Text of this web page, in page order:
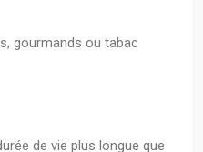
gourmands ou tabac
de vie plus longue que